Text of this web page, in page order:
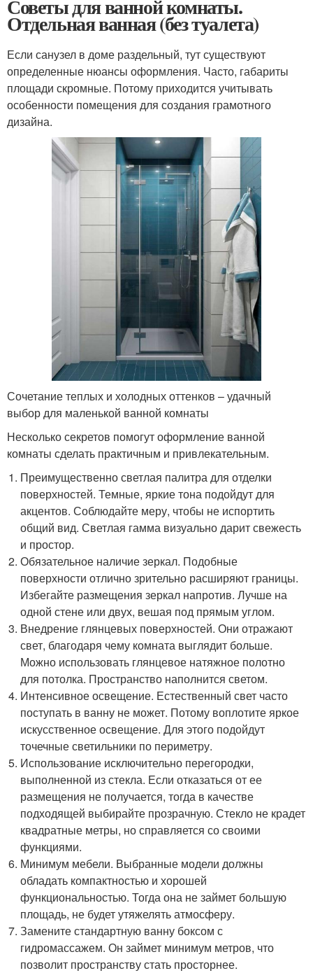
Советы для ванной комнаты.
Отдельная ванная (без туалета)
Если санузел в доме раздельный, тут существуют
определенные нюансы оформления. Часто, габариты
площади скромные. Потому приходится учитывать
особенности помещения для создания грамотного
дизайна.
Сочетание теплых и холодных оттенков – удачный
выбор для маленькой ванной комнаты
Несколько секретов помогут оформление ванной
комнаты сделать практичным и привлекательным.
Преимущественно светлая палитра для отделки
поверхностей. Темные, яркие тона подойдут для
акцентов. Соблюдайте меру, чтобы не испортить
общий вид. Светлая гамма визуально дарит свежесть
и простор.
Обязательное наличие зеркал. Подобные
поверхности отлично зрительно расширяют границы.
Избегайте размещения зеркал напротив. Лучше на
одной стене или двух, вешая под прямым углом.
Внедрение глянцевых поверхностей. Они отражают
свет, благодаря чему комната выглядит больше.
Можно использовать глянцевое натяжное полотно
для потолка. Пространство наполнится светом.
Интенсивное освещение. Естественный свет часто
поступать в ванну не может. Потому воплотите яркое
искусственное освещение. Для этого подойдут
точечные светильники по периметру.
Использование исключительно перегородки,
выполненной из стекла. Если отказаться от ее
размещения не получается, тогда в качестве
подходящей выбирайте прозрачную. Стекло не крадет
квадратные метры, но справляется со своими
функциями.
Минимум мебели. Выбранные модели должны
обладать компактностью и хорошей
функциональностью. Тогда она не займет большую
площадь, не будет утяжелять атмосферу.
Замените стандартную ванну боксом с
гидромассажем. Он займет минимум метров, что
позволит пространству стать просторнее.